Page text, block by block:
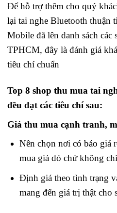
Để hỗ trợ thêm cho quý
lại tai nghe Bluetooth thuận
Mobile đã lên danh sách các
TPHCM, đây là đánh giá
tiêu chí chuẩn
Top 8 shop thu mua tai
đều đạt các tiêu chí sau:
Giá thu mua cạnh tranh,
Nên chọn nơi có báo giá
mua giá đó chứ không
Định giá theo tình trạng
mang đến giá trị thật cho